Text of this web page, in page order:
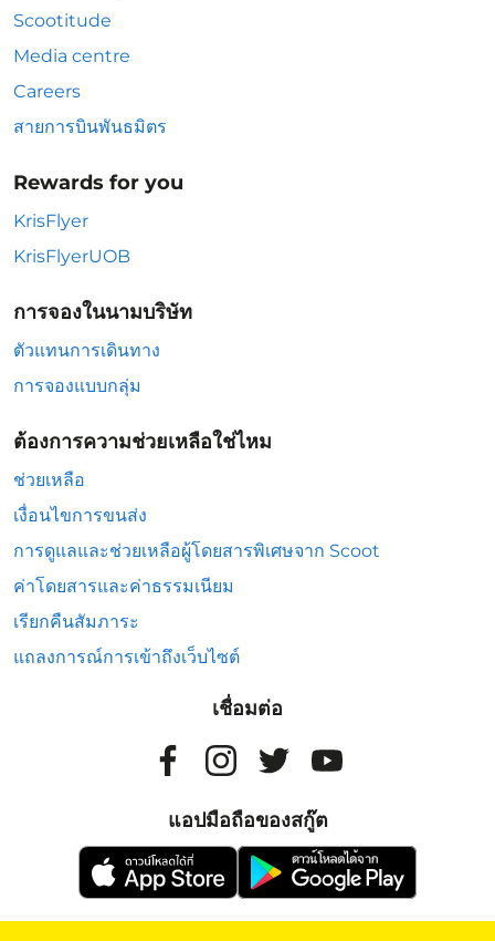
Scootitude
Media centre
Careers
สายการบินพันธมิตร
Rewards for you
KrisFlyer
KrisFlyerUOB
การจองในนามบริษัท
ตัวแทนการเดินทาง
การจองแบบกลุ่ม
ต้องการความช่วยเหลือใช่ไหม
ช่วยเหลือ
เงื่อนไขการขนส่ง
การดูแลและช่วยเหลือผู้โดยสารพิเศษจาก Scoot
ค่าโดยสารและค่าธรรมเนียม
เรียกคืนสัมภาระ
แถลงการณ์การเข้าถึงเว็บไซต์
เชื่อมต่อ
แอปมือถือของสกู๊ต